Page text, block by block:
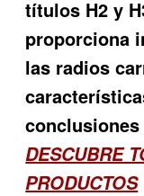
títulos H2 y
proporciona
las radios
DESCUBRE
PRODUCTOS